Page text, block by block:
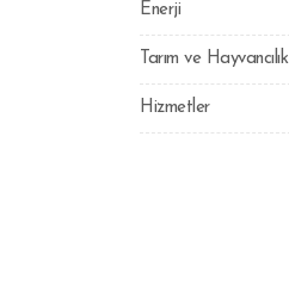
Enerji
Tarım ve Hayvancılık
Hizmetler